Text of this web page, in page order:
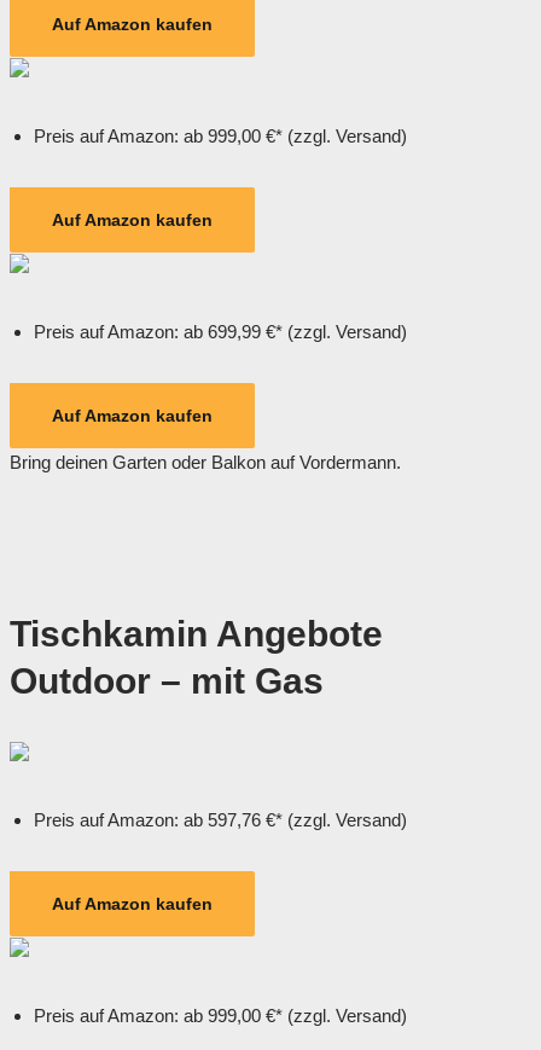
Auf Amazon kaufen
Preis auf Amazon: ab 999,00 €* (zzgl. Versand)
Auf Amazon kaufen
Preis auf Amazon: ab 699,99 €* (zzgl. Versand)
Auf Amazon kaufen
Bring deinen Garten oder Balkon auf Vordermann.
Tischkamin Angebote
Outdoor – mit Gas
Preis auf Amazon: ab 597,76 €* (zzgl. Versand)
Auf Amazon kaufen
Preis auf Amazon: ab 999,00 €* (zzgl. Versand)